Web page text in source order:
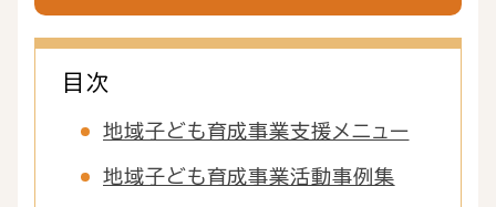
目次
地域子ども育成事業支援メニュー
地域子ども育成事業活動事例集